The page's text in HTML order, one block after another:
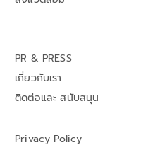
PR & PRESS
เกี่ยวกับเรา
ติดต่อและ สนับสนุน
Privacy Policy